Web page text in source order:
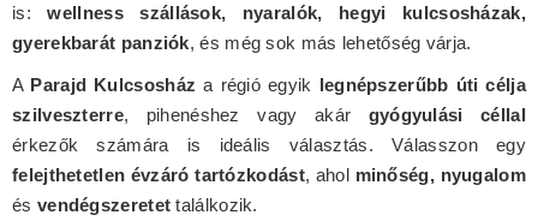
is:wellness szállások, nyaralók, hegyi kulcsosházak,
gyerekbarát panziók, és még sok más lehetőség várja.
A Parajd Kulcsosház a régió egyik legnépszerűbb úti célja
szilveszterre, pihenéshez vagy akár gyógyulási céllal
érkezők számára is ideális választás. Válasszon egy
felejthetetlen évzáró tartózkodást, ahol minőség, nyugalom
és vendégszeretet találkozik.